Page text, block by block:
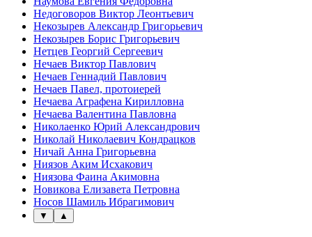
Недоговоров Виктор Леонтьевич
Некозырев Александр Григорьевич
Некозырев Борис Григорьевич
Нетцев Георгий Сергеевич
Нечаев Виктор Павлович
Нечаев Геннадий Павлович
Нечаев Павел, протоиерей
Нечаева Аграфена Кирилловна
Нечаева Валентина Павловна
Николаенко Юрий Александрович
Николай Николаевич Кондрацков
Ничай Анна Григорьевна
Ниязов Аким Исхакович
Ниязова Фаина Акимовна
Новикова Елизавета Петровна
Носов Шамиль Ибрагимович
▼ ▲